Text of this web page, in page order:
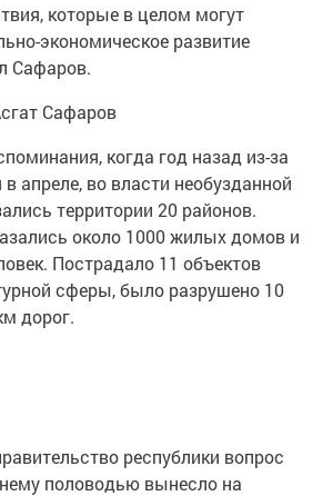
которые в целом могут
экономическое развитие
Сафаров.
когда год назад из-за
в апреле, во власти необузданной
территории 20 районов.
около 1000 жилых домов и
Пострадало 11 объектов
сферы, было разрушено 10
дорог.
республики вопрос
половодью вынесло на